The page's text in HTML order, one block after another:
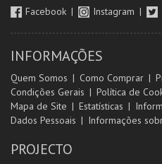
Facebook Instagram
INFORMAÇÕES
Quem Somos Como Comprar
Condições Gerais
Política de
Mapa de Site
Estatísticas
Dados Pessoais
Informações
PROJECTO